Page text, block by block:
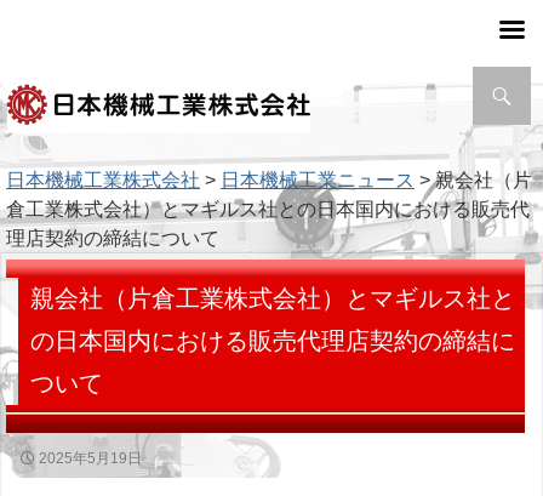
索
日本機械工業株式会社 > 日本機械工業ニュース > 親会社（片
倉工業株式会社）とマギルス社との日本国内における販売代
理店契約の締結について
親会社（片倉工業株式会社）とマギルス社と
の日本国内における販売代理店契約の締結に
ついて
2025年5月19日